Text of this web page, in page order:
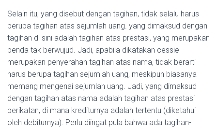
Selain itu, yang disebut dengan tagihan, tidak selalu harus
berupa tagihan atas sejumlah uang. yang dimaksud dengan
tagihan di sini adalah tagihan atas prestasi, yang merupakan
benda tak berwujud. Jadi, apabila dikatakan cessie
merupakan penyerahan tagihan atas nama, tidak berarti
harus berupa tagihan sejumlah uang, meskipun biasanya
memang mengenai sejumlah uang. Jadi, yang dimaksud
dengan tagihan atas nama adalah tagihan atas prestasi
perikatan, di mana krediturnya adalah tertentu (diketahui
oleh debiturnya). Perlu diingat pula bahwa ada tagihan-